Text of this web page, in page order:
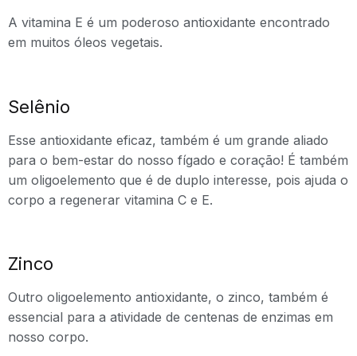
A vitamina E é um poderoso antioxidante encontrado
em muitos óleos vegetais.
Selênio
Esse antioxidante eficaz, também é um grande aliado
para o bem-estar do nosso fígado e coração! É também
um oligoelemento que é de duplo interesse, pois ajuda o
corpo a regenerar vitamina C e E.
Zinco
Outro oligoelemento antioxidante, o zinco, também é
essencial para a atividade de centenas de enzimas em
nosso corpo.